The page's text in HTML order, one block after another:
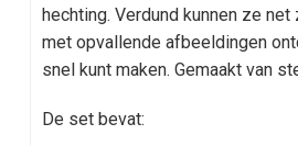
hechting. Verdund kunnen ze
met opvallende afbeeldingen
snel kunt maken. Gemaakt van
De set bevat: